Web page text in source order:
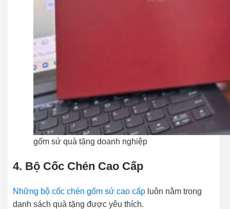
gốm sứ quà tặng doanh nghiệp
4. Bộ Cốc Chén Cao Cấp
Những bộ cốc chén gốm sứ cao cấp luôn nằm trong
danh sách quà tặng được yêu thích.